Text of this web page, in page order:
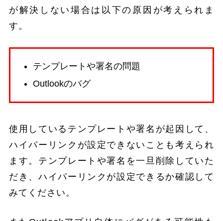
が解決しない場合は以下の原因が考えられま
す。
テンプレートや署名の問題
Outlookのバグ
使用しているテンプレートや署名が起因して、
ハイパーリンクが設定できないことも考えられ
ます。テンプレートや署名を一旦削除していた
だき、ハイパーリンクが設定できるか確認して
みてください。